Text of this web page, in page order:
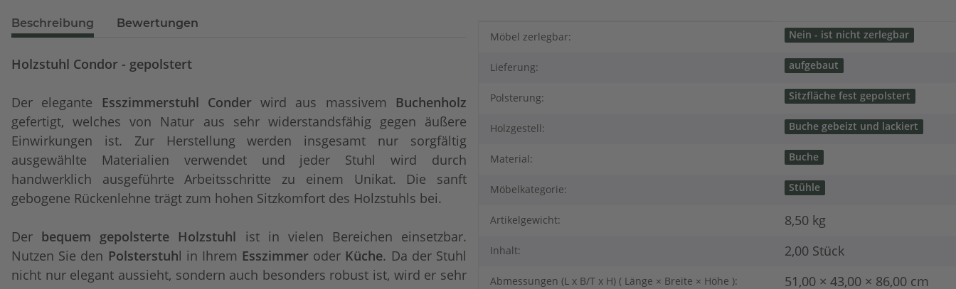
Beschreibung Bewertungen
Holzstuhl Condor - gepolstert
Der elegante Esszimmerstuhl Conderwird aus massivem Buchenholz
gefertigt, welches von Natur aus sehr widerstandsfähig gegen äußere
Einwirkungen ist. Zur Herstellung werden insgesamt nur sorgfältig
ausgewählte Materialien verwendet und jeder Stuhl wird durch
handwerklich ausgeführte Arbeitsschritte zu einem Unikat. Die sanft
gebogene Rückenlehne trägt zum hohen Sitzkomfort des Holzstuhls bei.
Der bequem gepolsterte Holzstuhl ist in vielen Bereichen einsetzbar.
Nutzen Sie den Polsterstuhl in Ihrem Esszimmer oder Küche. Da der Stuhl
nicht nur elegant aussieht, sondern auch besonders robust ist, wird er sehr
Produkteigenschaft
Wert
Möbel zerlegbar: Nein - ist nicht zerlegbar
Lieferung: aufgebaut
Polsterung: Sitzfläche fest gepolstert
Holzgestell: Buche gebeizt und lackiert
Material: Buche
Möbelkategorie: Stühle
Artikelgewicht: 8,50 kg
Inhalt: 2,00 Stück
Abmessungen (L x B/T x H) ( Länge × Breite × Höhe ): 51,00 × 43,00 × 86,00 cm